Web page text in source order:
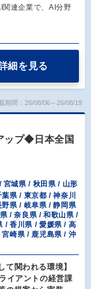
関連企業で、AI分野
細を見る
期間：26/08/06～26/08/19
ップ◆日本全国
宮城県 / 秋田県 / 山形
県 / 東京都 / 神奈川
県 / 岐阜県 / 静岡県
/ 奈良県 / 和歌山県 /
/ 香川県 / 愛媛県 / 高
崎県 / 鹿児島県 / 沖
て関われる環境】
イアントの経営課